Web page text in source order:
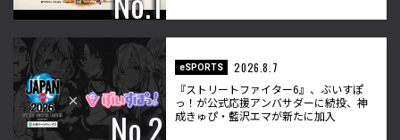
eSPORTS
2026.8.7
『ストリートファイター6』、ぶいすぽ
っ！が公式応援アンバサダーに続投、神
成きゅぴ・藍沢エマが新たに加入